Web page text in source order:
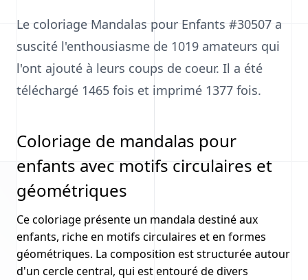
Le coloriage Mandalas pour Enfants #30507 a
suscité l'enthousiasme de 1019 amateurs qui
l'ont ajouté à leurs coups de coeur. Il a été
téléchargé 1465 fois et imprimé 1377 fois.
Coloriage de mandalas pour
enfants avec motifs circulaires et
géométriques
Ce coloriage présente un mandala destiné aux
enfants, riche en motifs circulaires et en formes
géométriques. La composition est structurée autour
d'un cercle central, qui est entouré de divers